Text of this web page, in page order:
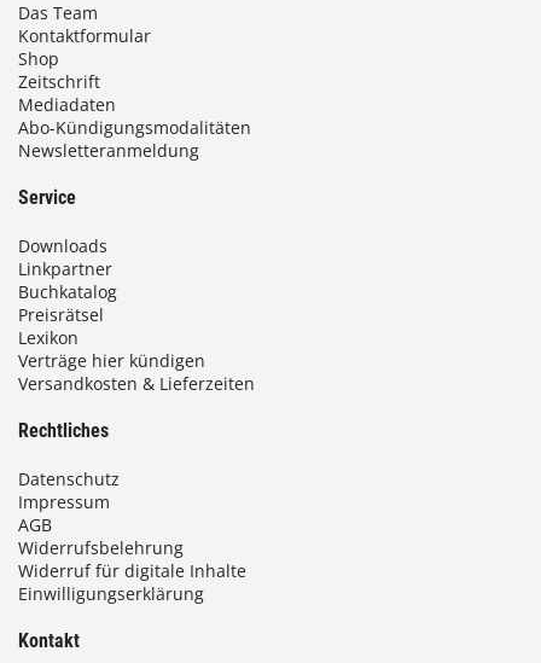
Das Team
Kontaktformular
Shop
Zeitschrift
Mediadaten
Abo-Kündigungsmodalitäten
Newsletteranmeldung
Service
Downloads
Linkpartner
Buchkatalog
Preisrätsel
Lexikon
Verträge hier kündigen
Versandkosten & Lieferzeiten
Rechtliches
Datenschutz
Impressum
AGB
Widerrufsbelehrung
Widerruf für digitale Inhalte
Einwilligungserklärung
Kontakt